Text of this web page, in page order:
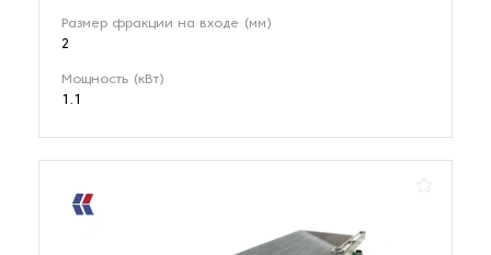
Размер фракции на входе (мм)
2
Мощность (кВт)
1.1